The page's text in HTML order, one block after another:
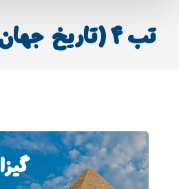
تب 4 (تاریخ جهان)
گیزا